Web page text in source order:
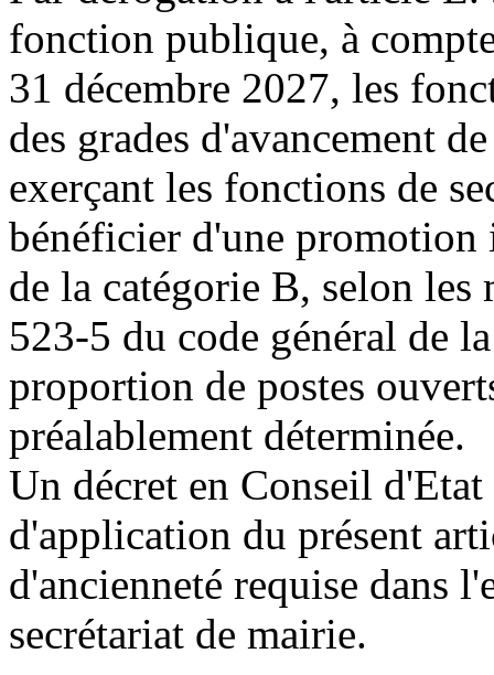
fonction publique, à
31 décembre 2027, les
des grades d'avancement
exerçant les fonctions de
bénéficier d'une promotion
de la catégorie B, selon
523-5 du code général de
proportion de postes
préalablement déterminée.
Un décret en Conseil
d'application du présent
d'ancienneté requise dans
secrétariat de mairie.